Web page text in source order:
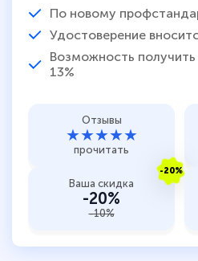
По новому
Удостоверение
Возможность
13%
Отзывы
★★★★★
прочитать
-20%
Ваша скидка
-20%
-10%